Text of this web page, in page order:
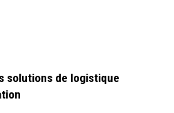
solutions de logistique